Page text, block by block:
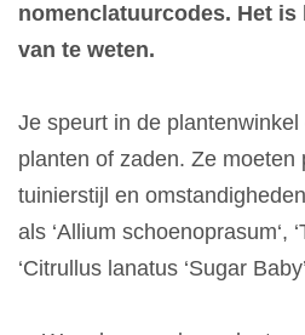
nomenclatuurcodes. Het
van te weten.
Je speurt in de
planten of zaden. Ze moeten
tuinierstijl en
als ‘Allium schoenoprasum‘,
‘Citrullus lanatus ‘Sugar